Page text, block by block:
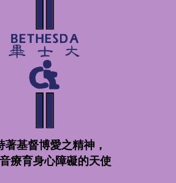
著基督博愛之精神，
療育身心障礙的天使